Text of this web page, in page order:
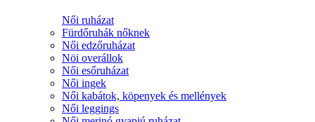
Női ruházat
Fürdőruhák nőknek
Női edzőruházat
Nöi overállok
Női esőruházat
Női ingek
Női kabátok, köpenyek és mellények
Női leggings